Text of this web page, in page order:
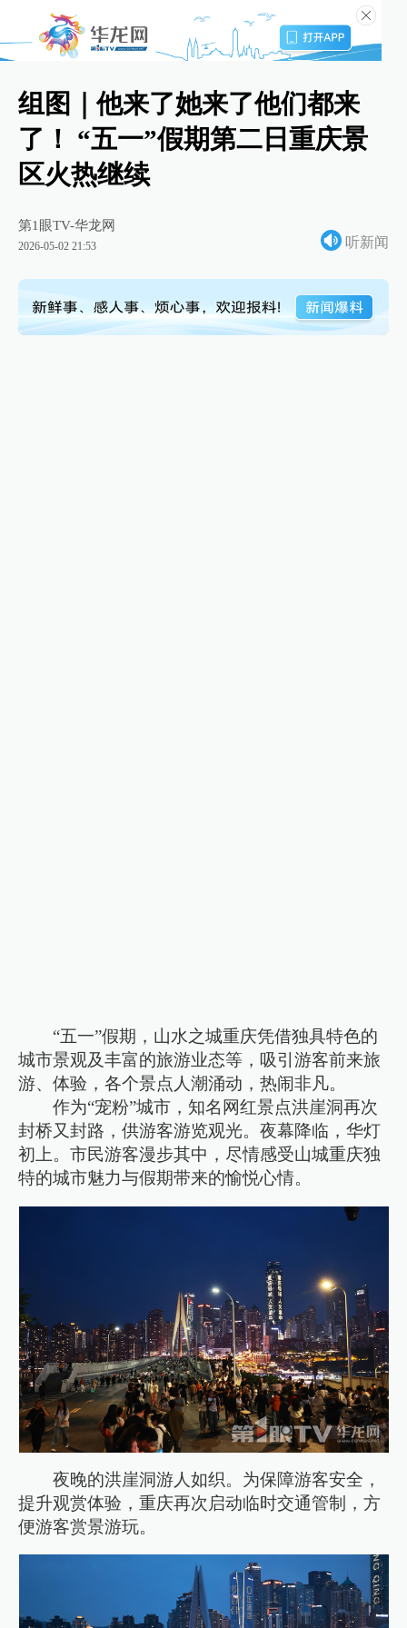
组图｜他来了她来了他们都来
了！ “五一”假期第二日重庆景
区火热继续
第1眼TV-华龙网
2026-05-02 21:53 听新闻
“五一”假期，山水之城重庆凭借独具特色的
城市景观及丰富的旅游业态等，吸引游客前来旅
游、体验，各个景点人潮涌动，热闹非凡。
作为“宠粉”城市，知名网红景点洪崖洞再次
封桥又封路，供游客游览观光。夜幕降临，华灯
初上。市民游客漫步其中，尽情感受山城重庆独
特的城市魅力与假期带来的愉悦心情。
夜晚的洪崖洞游人如织。为保障游客安全，
提升观赏体验，重庆再次启动临时交通管制，方
便游客赏景游玩。